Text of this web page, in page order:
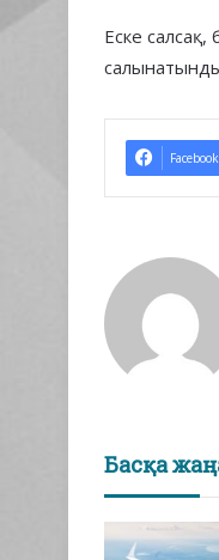
Еске
Facebook
Басқа